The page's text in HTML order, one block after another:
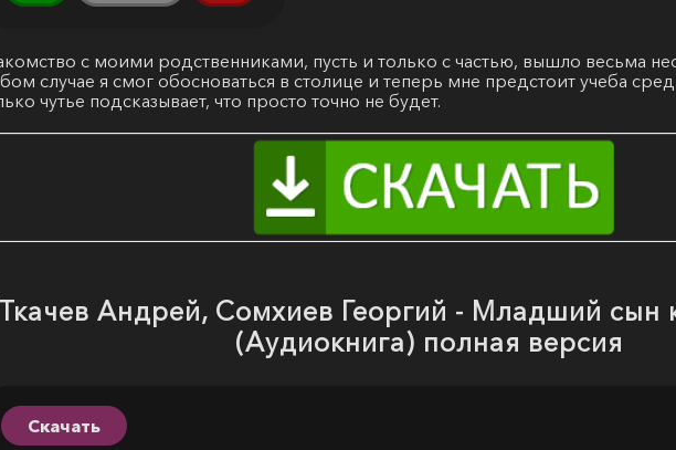
с моими родственниками, пусть и только с частью, вышло весьма
случае я смог обосноваться в столице и теперь мне предстоит учеба
чутье подсказывает, что просто точно не будет.
Ткачев Андрей, Сомхиев Георгий - Младший сын
(Аудиокнига) полная версия
Скачать